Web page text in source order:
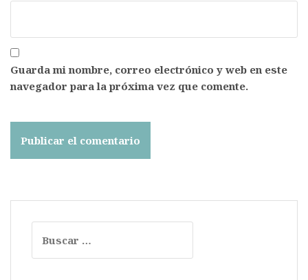
Guarda mi nombre, correo electrónico y web en este
navegador para la próxima vez que comente.